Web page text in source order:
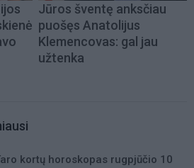
Jūros šventę anksčiau
puošęs Anatolijus
Klemencovas: gal jau
užtenka
kortų horoskopas rugpjūčio 10